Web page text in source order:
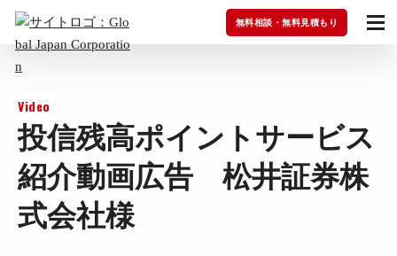
無料相談・無料見積もり
Video
投信残高ポイントサービス
紹介動画広告 松井証券株
式会社様